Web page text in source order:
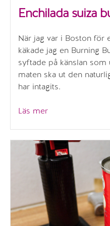
Enchilada suiza
När jag var i Boston för
käkade jag en Burning
syftade på känslan
maten ska ut den
har intagits.
Läs mer”Enchilada
butt
style”